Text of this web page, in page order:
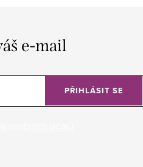
e-mail
PŘIHLÁSIT SE